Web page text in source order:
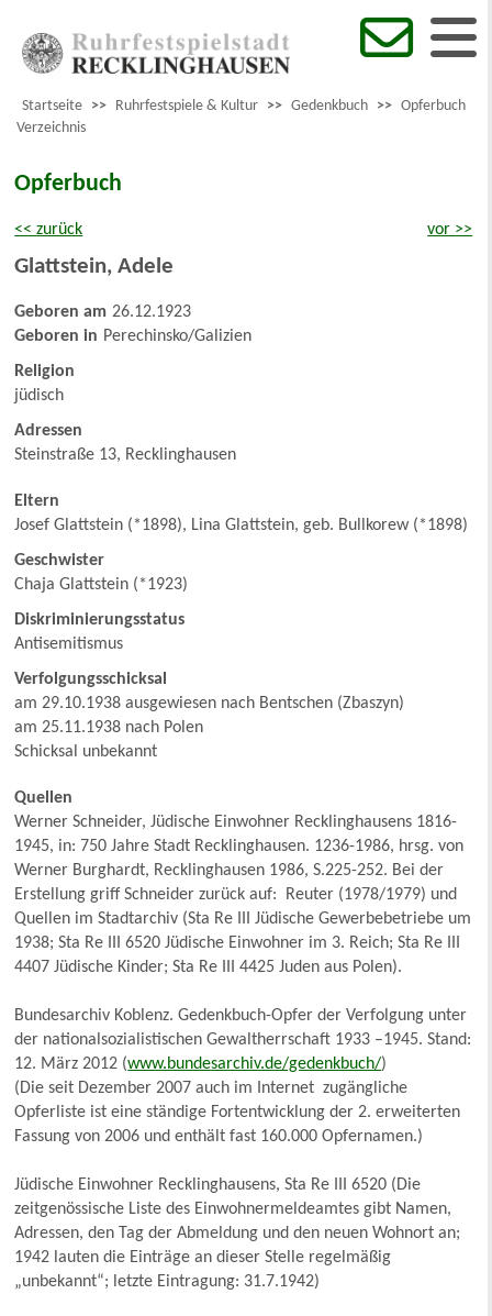
Startseite >> Ruhrfestspiele & Kultur >> Gedenkbuch >> Opferbuch
Verzeichnis
Opferbuch
<< zurück vor >>
Glattstein, Adele
Geboren am 26.12.1923
Geboren in Perechinsko/Galizien
Religion
jüdisch
Adressen
Steinstraße 13, Recklinghausen
Eltern
Josef Glattstein (*1898), Lina Glattstein, geb. Bullkorew (*1898)
Geschwister
Chaja Glattstein (*1923)
Diskriminierungsstatus
Antisemitismus
Verfolgungsschicksal
am 29.10.1938 ausgewiesen nach Bentschen (Zbaszyn)
am 25.11.1938 nach Polen
Schicksal unbekannt
Quellen
Werner Schneider, Jüdische Einwohner Recklinghausens 1816-
1945, in: 750 Jahre Stadt Recklinghausen. 1236-1986, hrsg. von
Werner Burghardt, Recklinghausen 1986, S.225-252. Bei der
Erstellung griff Schneider zurück auf: Reuter (1978/1979) und
Quellen im Stadtarchiv (Sta Re III Jüdische Gewerbebetriebe um
1938; Sta Re III 6520 Jüdische Einwohner im 3. Reich; Sta Re III
4407 Jüdische Kinder; Sta Re III 4425 Juden aus Polen).
Bundesarchiv Koblenz. Gedenkbuch-Opfer der Verfolgung unter
der nationalsozialistischen Gewaltherrschaft 1933 –1945. Stand:
12. März 2012 (www.bundesarchiv.de/gedenkbuch/)
(Die seit Dezember 2007 auch im Internet zugängliche
Opferliste ist eine ständige Fortentwicklung der 2. erweiterten
Fassung von 2006 und enthält fast 160.000 Opfernamen.)
Jüdische Einwohner Recklinghausens, Sta Re III 6520 (Die
zeitgenössische Liste des Einwohnermeldeamtes gibt Namen,
Adressen, den Tag der Abmeldung und den neuen Wohnort an;
1942 lauten die Einträge an dieser Stelle regelmäßig
„unbekannt“; letzte Eintragung: 31.7.1942)